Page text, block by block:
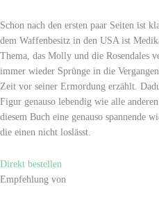
Schon nach den ersten paar Seiten ist
dem Waffenbesitz in den USA ist
Thema, das Molly und die Rosendales
immer wieder Sprünge in die
Zeit vor seiner Ermordung erzählt.
Figur genauso lebendig wie alle
diesem Buch eine genauso spannende
die einen nicht loslässt.
Direkt bestellen
Empfehlung von